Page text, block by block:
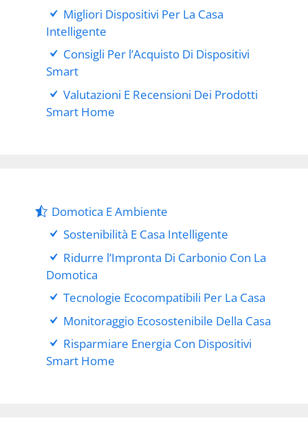
Migliori Dispositivi Per La Casa
Intelligente
Consigli Per l’Acquisto Di Dispositivi
Smart
Valutazioni E Recensioni Dei Prodotti
Smart Home
Domotica E Ambiente
Sostenibilità E Casa Intelligente
Ridurre l’Impronta Di Carbonio Con La
Domotica
Tecnologie Ecocompatibili Per La Casa
Monitoraggio Ecosostenibile Della Casa
Risparmiare Energia Con Dispositivi
Smart Home